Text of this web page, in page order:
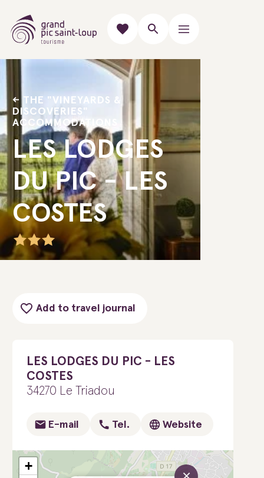
THE "VINEYARDS &
DISCOVERIES"
ACCOMMODATIONS
LES LODGES
DU PIC - LES
COSTES
Add to travel journal
LES LODGES DU PIC - LES
COSTES
34270 Le Triadou
E-mail Tel. Website
+